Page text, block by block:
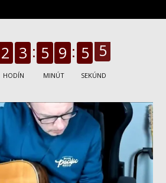
2 3
HODÍN
5 9
MINÚT
5 5
SEKÚND